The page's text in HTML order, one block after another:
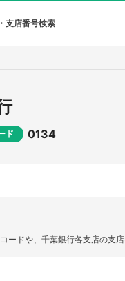
支店番号検索
ド 0134
ードや、千葉銀行各支店の支